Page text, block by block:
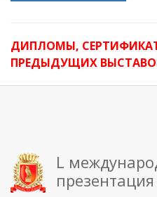
ДИПЛОМЫ,
ПРЕДЫДУЩИХ
L
презентация